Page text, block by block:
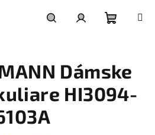
košík
Dámske
HI3094-